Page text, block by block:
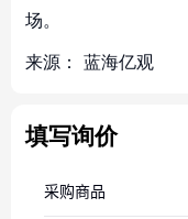
场。
来源： 蓝海亿观
填写询价